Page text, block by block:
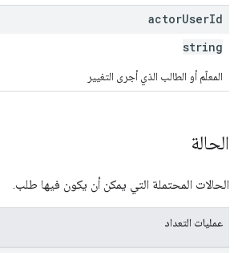
actorUserId
string
المعلّم أو الطالب الذي أجرى التغيير
الحالة
الحالات المحتملة التي يمكن أن يكون فيها طلب.
عمليات التعداد